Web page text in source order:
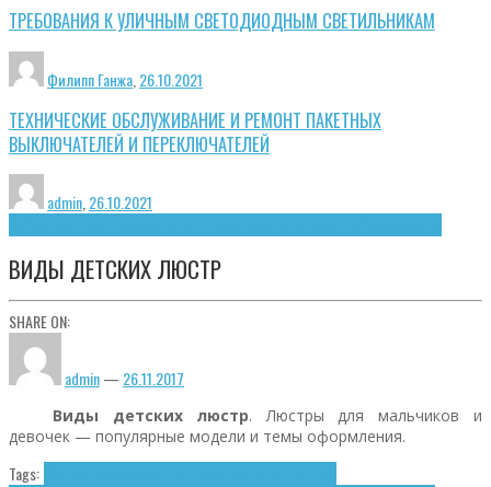
ТРЕБОВАНИЯ К УЛИЧНЫМ СВЕТОДИОДНЫМ СВЕТИЛЬНИКАМ
Филипп Ганжа 26.10.2021
ТЕХНИЧЕСКИЕ ОБСЛУЖИВАНИЕ И РЕМОНТ ПАКЕТНЫХ
ВЫКЛЮЧАТЕЛЕЙ И ПЕРЕКЛЮЧАТЕЛЕЙ
admin,26.10.2021
ВИДЫ ДЕТСКИХ ЛЮСТР
SHARE ON:
admin— 26.11.2017
Виды детских люстр. Люстры для мальчиков и
девочек — популярные модели и темы оформления.
Tags: